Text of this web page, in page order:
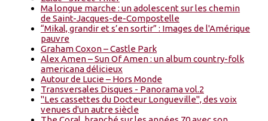
Ma longue marche : un adolescent sur les chemin
de Saint-Jacques-de-Compostelle
“Mikal, grandir et s’en sortir” : Images de l'Amérique
pauvre
Graham Coxon – Castle Park
Alex Amen – Sun Of Amen : un album country-folk
americana délicieux
Autour de Lucie – Hors Monde
Transversales Disques - Panorama vol.2
"Les cassettes du Docteur Longueville", des voix
venues d'un autre siècle